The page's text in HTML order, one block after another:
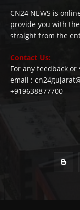
CN24 NEWS is
provide you with
straight from the
Contact Us:
For any feedback
email :
+919638877700